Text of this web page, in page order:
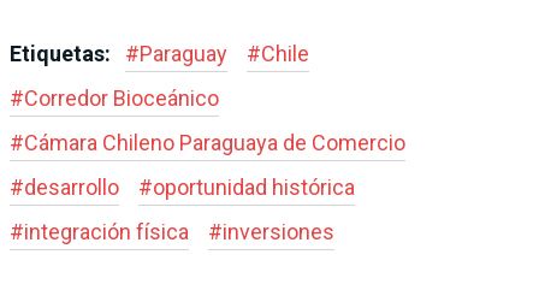
Etiquetas: #Paraguay #Chile
#Corredor Bioceánico
#Cámara Chileno Paraguaya de Comercio
#desarrollo #oportunidad histórica
#integración física #inversiones